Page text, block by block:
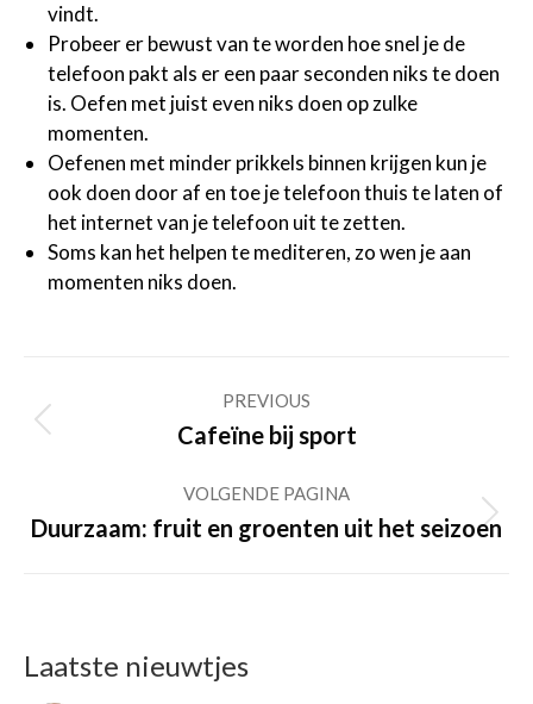
vindt.
Probeer er bewust van te worden hoe snel je de
telefoon pakt als er een paar seconden niks te doen
is. Oefen met juist even niks doen op zulke
momenten.
Oefenen met minder prikkels binnen krijgen kun je
ook doen door af en toe je telefoon thuis te laten of
het internet van je telefoon uit te zetten.
Soms kan het helpen te mediteren, zo wen je aan
momenten niks doen.
navigation
PREVIOUS
Previous
Cafeïne bij sport
VOLGENDE PAGINA
Volgende
Duurzaam: fruit en groenten uit het seizoen
Laatste nieuwtjes